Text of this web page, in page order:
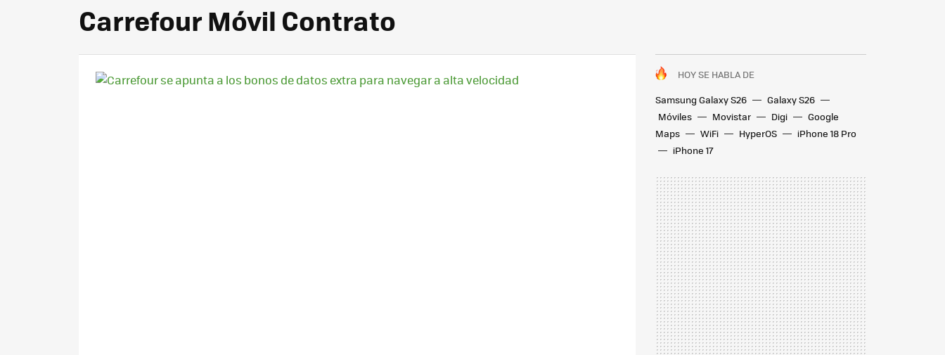
Carrefour Móvil Contrato
HOY SE HABLA DE
Samsung Galaxy S26
Galaxy S26
Móviles
Movistar Digi
Google
Maps
WiFi HyperOS
iPhone 18 Pro
iPhone 17